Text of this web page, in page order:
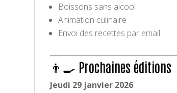
Boissons sans alcool
Animation culinaire
Envoi des recettes par email
👨‍🍳 Prochaines éditions
Jeudi 29 janvier 2026